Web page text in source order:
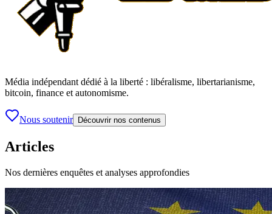
Média indépendant dédié à la liberté : libéralisme, libertarianisme,
bitcoin, finance et autonomisme.
Nous soutenir Découvrir nos contenus
Articles
Nos dernières enquêtes et analyses approfondies